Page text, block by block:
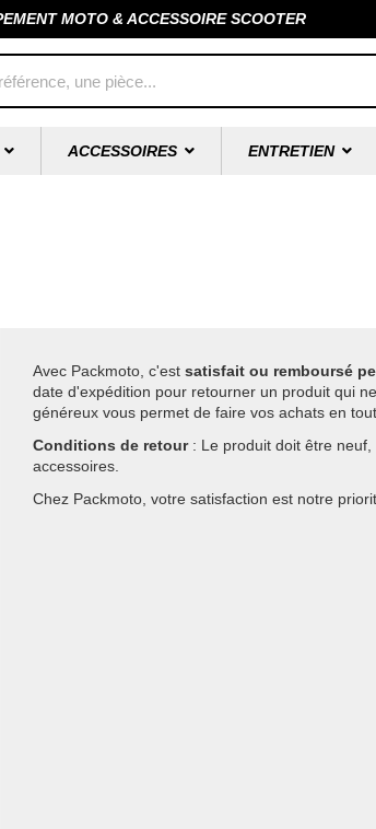
MOTO & ACCESSOIRE SCOOTER
ACCESSOIRES ENTRETIEN
Avec Packmoto, c'est satisfait ou remboursé
date d'expédition pour retourner un produit qui
généreux vous permet de faire vos achats en
Conditions de retour: Le produit doit être neuf,
accessoires.
Chez Packmoto, votre satisfaction est notre